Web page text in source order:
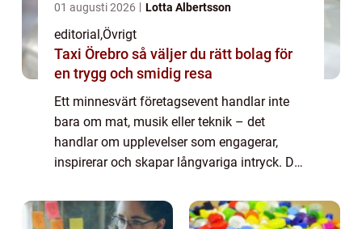
01 augusti 2026 Lotta Albertsson
editorial ,Övrigt
Taxi Örebro så väljer du rätt bolag för
en trygg och smidig resa
Ett minnesvärt företagsevent handlar inte
bara om mat, musik eller teknik – det
handlar om upplevelser som engagerar,
inspirerar och skapar långvariga intryck. De
kreativitet, tydliga ...